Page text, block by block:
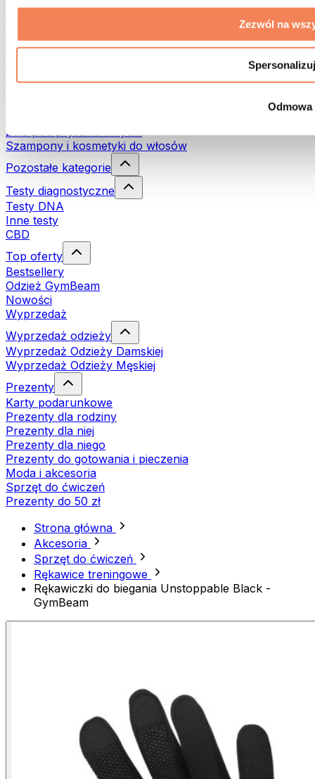
Zezwól na
Spersonalizuj
Odmowa
Filtry i dzbanki do wody
Środki do prania
Żele pod prysznic i mydła
Szampony i kosmetyki do włosów
Pozostałe kategorie
Testy diagnostyczne
Testy DNA
Inne testy
CBD
Top oferty
Bestsellery
Odzież GymBeam
Nowości
Wyprzedaż
Wyprzedaż odzieży
Wyprzedaż Odzieży Damskiej
Wyprzedaż Odzieży Męskiej
Prezenty
Karty podarunkowe
Prezenty dla rodziny
Prezenty dla niej
Prezenty dla niego
Prezenty do gotowania i pieczenia
Moda i akcesoria
Sprzęt do ćwiczeń
Prezenty do 50 zł
Strona główna
Akcesoria
Sprzęt do ćwiczeń
Rękawice treningowe
Rękawiczki do biegania Unstoppable Black -
GymBeam